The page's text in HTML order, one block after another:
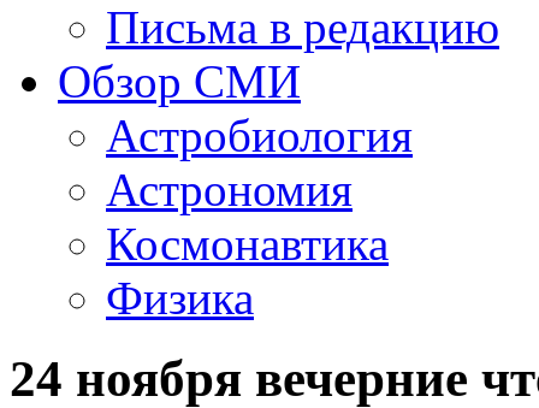
Письма в редакцию
Обзор СМИ
Астробиология
Астрономия
Космонавтика
Физика
24 ноября вечерние